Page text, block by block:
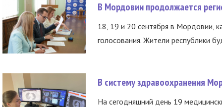
В Мордовии продолжается
18, 19 и 20 сентября в Мордовии,
голосования. Жители республики
В систему здравоохранения
На сегодняшний день 19